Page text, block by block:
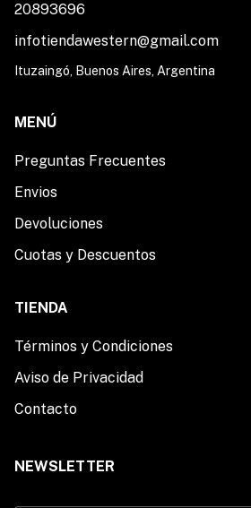
20893696
infotiendawestern@gmail.com
Ituzaingó, Buenos Aires, Argentina
MENÚ
Preguntas Frecuentes
Envios
Devoluciones
Cuotas y Descuentos
TIENDA
Términos y Condiciones
Aviso de Privacidad
Contacto
NEWSLETTER